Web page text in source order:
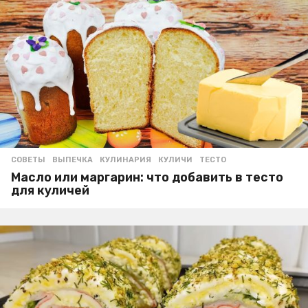
СОВЕТЫ ВЫПЕЧКА ,КУЛИНАРИЯ ,КУЛИЧИ ,ТЕСТО
Масло или маргарин: что добавить в тесто
для куличей